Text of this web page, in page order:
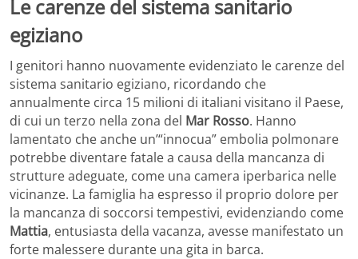
Le carenze del sistema sanitario
egiziano
I genitori hanno nuovamente evidenziato le carenze del
sistema sanitario egiziano, ricordando che
annualmente circa 15 milioni di italiani visitano il Paese,
di cui un terzo nella zona del Mar Rosso. Hanno
lamentato che anche un’“innocua” embolia polmonare
potrebbe diventare fatale a causa della mancanza di
strutture adeguate, come una camera iperbarica nelle
vicinanze. La famiglia ha espresso il proprio dolore per
la mancanza di soccorsi tempestivi, evidenziando come
Mattia, entusiasta della vacanza, avesse manifestato un
forte malessere durante una gita in barca.